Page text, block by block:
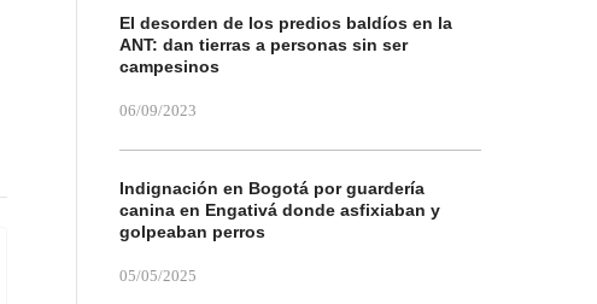
El desorden de los predios baldíos en la
ANT: dan tierras a personas sin ser
campesinos
06/09/2023
Indignación en Bogotá por guardería
canina en Engativá donde asfixiaban y
golpeaban perros
05/05/2025